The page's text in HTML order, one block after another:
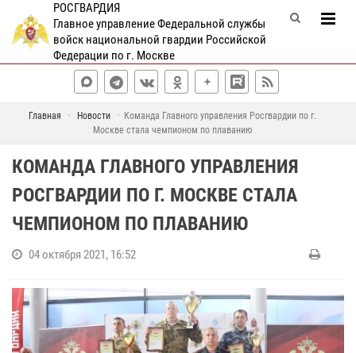
РОСГВАРДИЯ
Главное управление Федеральной службы
войск национальной гвардии Российской
Федерации по г. Москве
Главная Новости
Команда Главного управления Росгвардии по г.
Москве стала чемпионом по плаванию
КОМАНДА ГЛАВНОГО УПРАВЛЕНИЯ
РОСГВАРДИИ ПО Г. МОСКВЕ СТАЛА
ЧЕМПИОНОМ ПО ПЛАВАНИЮ
04 октября 2021, 16:52